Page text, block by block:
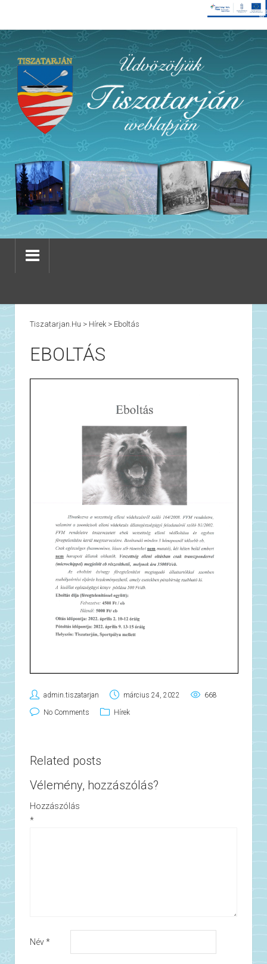
Tiszatarjan.hu > Hírek> Eboltás
EBOLTÁS
admin.tiszatarjan március 24, 2022 668
No Comments Hírek
Related posts
Vélemény, hozzászólás?
Hozzászólás
*
Név*